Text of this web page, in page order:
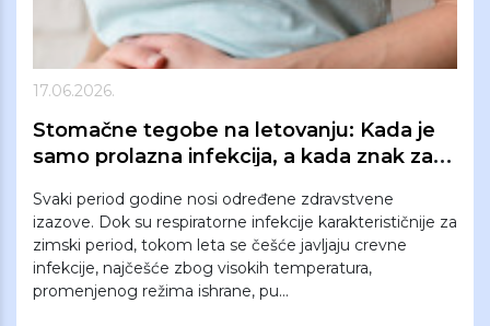
17.06.2026.
Stomačne tegobe na letovanju: Kada je
samo prolazna infekcija, a kada znak za
Svaki period godine nosi određene zdravstvene
izazove. Dok su respiratorne infekcije karakterističnije za
zimski period, tokom leta se češće javljaju crevne
infekcije, najčešće zbog visokih temperatura,
promenjenog režima ishrane, pu...